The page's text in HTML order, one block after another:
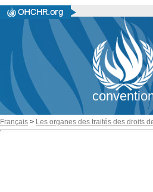
Français > Les organes des traités des droits